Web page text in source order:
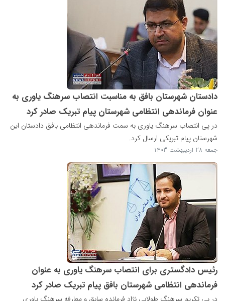
دادستان شهرستان بافق به مناسبت انتصاب سرهنگ یاوری به
عنوان فرماندهی انتظامی شهرستان پیام تبریک صادر کرد
در پی انتصاب سرهنگ یاوری به سمت فرماندهی انتظامی بافق دادستان این
شهرستان پیام تبریکی ارسال کرد.
جمعه 28 اردیبهشت 1403
رئیس دادگستری برای انتصاب سرهنگ یاوری به عنوان
فرماندهی انتظامی شهرستان بافق پیام تبریک صادر کرد